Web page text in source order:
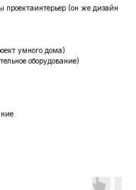
проектаинтерьер (он же дизайн
умного дома)
оборудование)